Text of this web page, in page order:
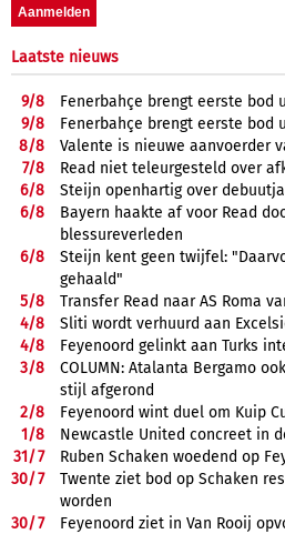
Laatste nieuws
9/8
Fenerbahçe brengt eerste bod
9/8
Fenerbahçe brengt eerste bod
8/8
Valente is nieuwe aanvoerder
7/8
Read niet teleurgesteld over
6/8
Steijn openhartig over
6/8
Bayern haakte af voor Read
blessureverleden
6/8
Steijn kent geen twijfel:
gehaald"
5/8
Transfer Read naar AS Roma
4/8
Sliti wordt verhuurd aan
4/8
Feyenoord gelinkt aan Turks
3/8
COLUMN: Atalanta Bergamo
stijl afgerond
2/8
Feyenoord wint duel om Kuip
1/8
Newcastle United concreet in
31/7
Ruben Schaken woedend op
30/7
Twente ziet bod op Schaken
worden
30/7
Feyenoord ziet in Van Rooij